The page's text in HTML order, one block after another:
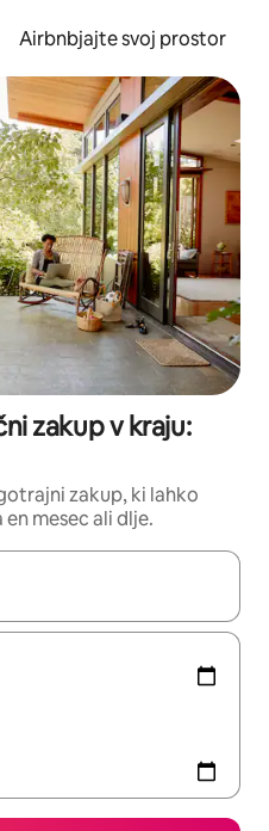
Airbnbjajte svoj prostor
zakup v kraju:
zakup, ki lahko
mesec ali dlje.
s puščičnima tipkama gor in